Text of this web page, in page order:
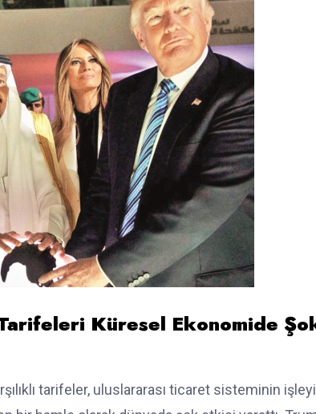
Tarifeleri Küresel Ekonomide
tarifeler, uluslararası ticaret sisteminin